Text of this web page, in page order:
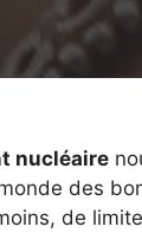
nucléaire
des
de